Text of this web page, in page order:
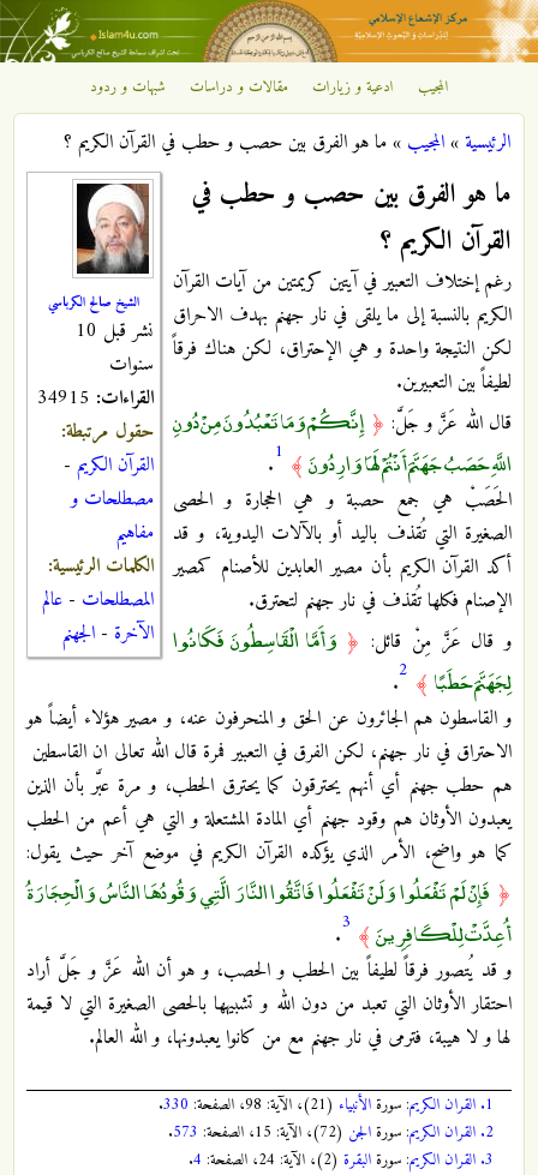
تجاوز إلى المحتوى الرئيسي
مركز
الإشعاع
الإسلامي
المجيب ادعية و زيارات مقالات و دراسات شبهات و ردود
أنت هنا
الرئيسية»المجيب »ما هو الفرق بين حصب و حطب في القرآن الكريم ؟
الشيخ صالح الكرباسي
نشر قبل 10
سنوات
القراءات:
حقول مرتبطة:
القرآن الكريم -
مصطلحات و
مفاهيم
الكلمات الرئيسية:
المصطلحات - عالم
الآخرة - الجهنم
ما هو الفرق بين حصب و حطب في
القرآن الكريم ؟
رغم إختلاف التعبير في آيتين كريمتين من آيات القرآن
الكريم بالنسبة إلى ما يلقى في نار جهنم بهدف الاحراق
لكن النتيجة واحدة و هي الإحتراق، لكن هناك فرقاً
لطيفاً بين التعبيرين.
قال الله عَزَّ و جَلَّ: ﴿ إِنَّكُمْ وَمَا تَعْبُدُونَ مِنْ دُونِ
اللَّهِ حَصَبُ جَهَنَّمَ أَنْتُمْ لَهَا وَارِدُونَ ﴾ 1
.
الحَصَبْ هي جمع حصبة و هي الحجارة و الحصى
الصغيرة التي تُقذف باليد أو بالآلات اليدوية، و قد
أكد القرآن الكريم بأن مصير العابدين للأصنام كمصير
الإصنام فكلها تُقذف في نار جهنم لتحترق.
و قال عَزَّ مِنْ قائل: ﴿ وَأَمَّا الْقَاسِطُونَ فَكَانُوا
لِجَهَنَّمَ حَطَبًا ﴾ 2
.
و القاسطون هم الجائرون عن الحق و المنحرفون عنه، و مصير هؤلاء أيضاً هو
الاحتراق في نار جهنم، لكن الفرق في التعبير فمرة قال الله تعالى ان القاسطين
هم حطب جهنم أي أنهم يحترقون كما يحترق الحطب، و مرة عبَّر بأن الذين
يعبدون الأوثان هم وقود جهنم أي المادة المشتعلة و التي هي أعم من الحطب
كما هو واضح، الأمر الذي يؤكده القرآن الكريم في موضع آخر حيث يقول:
﴿ فَإِنْ لَمْ تَفْعَلُوا وَلَنْ تَفْعَلُوا فَاتَّقُوا النَّارَ الَّتِي وَقُودُهَا النَّاسُ وَالْحِجَارَةُ
أُعِدَّتْ لِلْكَافِرِينَ ﴾ 3
.
و قد يُتصور فرقاً لطيفاً بين الحطب و الحصب، و هو أن الله عَزَّ و جَلَّ أراد
احتقار الأوثان التي تعبد من دون الله و تشبيهها بالحصى الصغيرة التي لا قيمة
لها و لا هيبة، فترمى في نار جهنم مع من كانوا يعبدونها، و الله العالم.
1. القران الكريم: سورةالأنبياء (21)، الآية: 98، الصفحة: 330
.
2. القران الكريم: سورةالجن (72)، الآية: 15، الصفحة: 573
.
3. القران الكريم: سورةالبقرة (2)، الآية: 24، الصفحة: 4
.